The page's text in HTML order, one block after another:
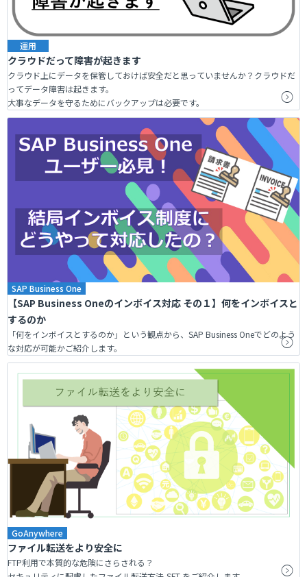
運用
クラウドだって障害が起きます
クラウド上にデータを保管しておけば安全だと思っていませんか？クラウドだ
ってデータ障害は起きます。
大事なデータを守るためにバックアップは必要です。
SAP Business One
【SAP Business Oneのインボイス対応 その１】何をインボイスと
するのか
「何をインボイスとするのか」という観点から、SAP Business Oneでどのよう
な対応が可能かご紹介します。
GoAnywhere
ファイル転送をより安全に
FTP利用で本質的な危険にさらされる？